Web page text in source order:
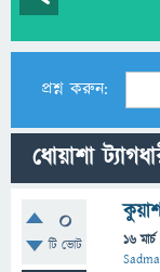
প্রশ্ন করুন:
ধোয়াশা
0
টি ভোট 16